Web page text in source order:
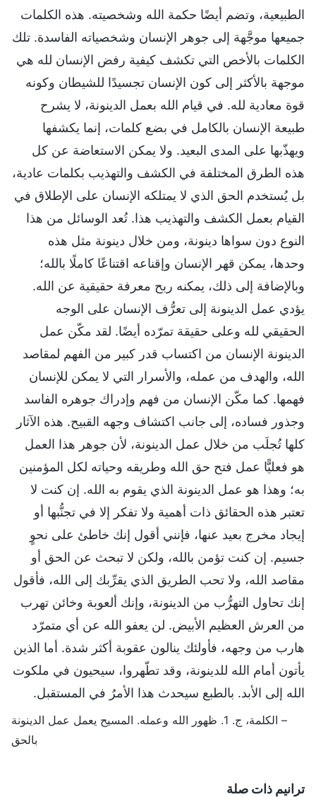
الطبيعية، وتضم أيضًا حكمة الله وشخصيته. هذه الكلمات
جميعها موجَّهة إلى جوهر الإنسان وشخصياته الفاسدة. تلك
الكلمات بالأخص التي تكشف كيفية رفض الإنسان لله هي
موجهة بالأكثر إلى كون الإنسان تجسيدًا للشيطان وكونه
قوة معادية لله. في قيام الله بعمل الدينونة، لا يشرح
طبيعة الإنسان بالكامل في بضع كلمات، إنما يكشفها
ويهذّبها على المدى البعيد. ولا يمكن الاستعاضة عن كل
هذه الطرق المختلفة في الكشف والتهذيب بكلمات عادية،
بل يُستخدم الحق الذي لا يمتلكه الإنسان على الإطلاق في
القيام بعمل الكشف والتهذيب هذا. تُعد الوسائل من هذا
النوع دون سواها دينونة، ومن خلال دينونة مثل هذه
وحدها، يمكن قهر الإنسان وإقناعه اقتناعًا كاملًا بالله؛
وبالإضافة إلى ذلك، يمكنه ربح معرفة حقيقية عن الله.
يؤدي عمل الدينونة إلى تعرُّف الإنسان على الوجه
الحقيقي لله وعلى حقيقة تمرّده أيضًا. لقد مكّن عمل
الدينونة الإنسان من اكتساب قدر كبير من الفهم لمقاصد
الله، والهدف من عمله، والأسرار التي لا يمكن للإنسان
فهمها. كما مكّن الإنسان من فهم وإدراك جوهره الفاسد
وجذور فساده، إلى جانب اكتشاف وجهه القبيح. هذه الآثار
كلها تُجلَب من خلال عمل الدينونة، لأن جوهر هذا العمل
هو فعليًّا عمل فتح حق الله وطريقه وحياته لكل المؤمنين
به؛ وهذا هو عمل الدينونة الذي يقوم به الله. إن كنت لا
تعتبر هذه الحقائق ذات أهمية ولا تفكر إلا في تجنُّبها أو
إيجاد مخرج بعيد عنها، فإنني أقول إنك خاطئ على نحوٍ
جسيم. إن كنت تؤمن بالله، ولكن لا تبحث عن الحق أو
مقاصد الله، ولا تحب الطريق الذي يقرِّبك إلى الله، فأقول
إنك تحاول التهرُّب من الدينونة، وإنك ألعوبة وخائن تهرب
من العرش العظيم الأبيض. لن يعفو الله عن أي متمرّد
هارب من وجهه، فأولئك ينالون عقوبة أكثر شدة. أما الذين
يأتون أمام الله للدينونة، وقد تطّهروا، سيحيون في ملكوت
الله إلى الأبد. بالطبع سيحدث هذا الأمرُ في المستقبل.
– الكلمة، ج. 1. ظهور الله وعمله. المسيح يعمل عمل الدينونة
بالحق
ترانيم ذات صلة